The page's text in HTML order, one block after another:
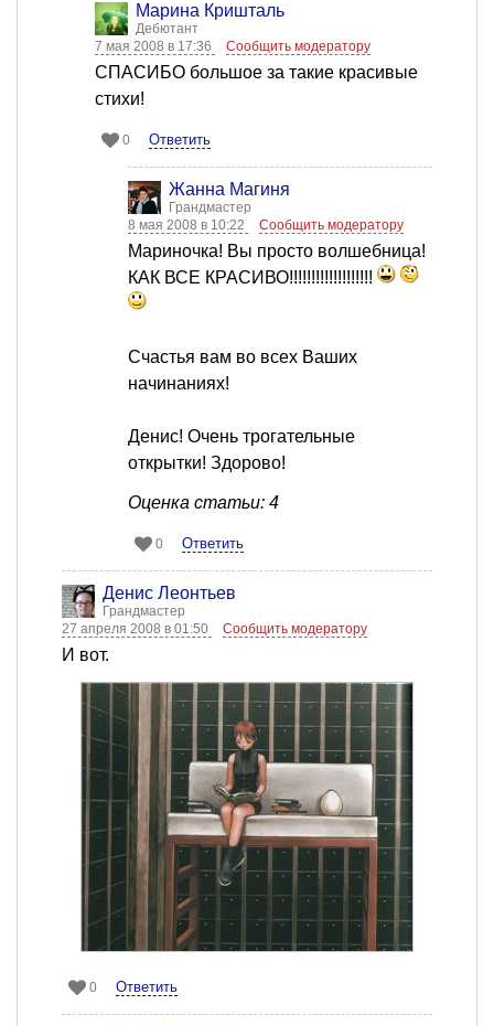
Марина Кришталь
Дебютант
7 мая 2008 в 17:36
Сообщить модератору
СПАСИБО большое за такие красивые
стихи!
0 Ответить
Жанна Магиня
Грандмастер
8 мая 2008 в 10:22
Сообщить модератору
Мариночка! Вы просто волшебница!
КАК ВСЕ КРАСИВО!!!!!!!!!!!!!!!!!!!
Счастья вам во всех Ваших
начинаниях!
Денис! Очень трогательные
открытки! Здорово!
Оценка статьи: 4
0 Ответить
Денис Леонтьев
Грандмастер
27 апреля 2008 в 01:50
Сообщить модератору
И вот.
0 Ответить